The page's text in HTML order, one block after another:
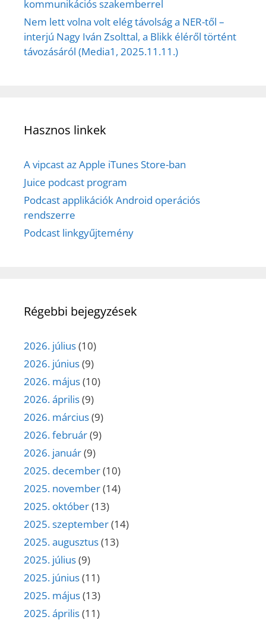
kommunikációs szakemberrel
Nem lett volna volt elég távolság a NER-től –
interjú Nagy Iván Zsolttal, a Blikk éléről történt
távozásáról (Media1, 2025.11.11.)
Hasznos linkek
A vipcast az Apple iTunes Store-ban
Juice podcast program
Podcast applikációk Android operációs
rendszerre
Podcast linkgyűjtemény
Régebbi bejegyzések
2026. július(10)
2026. június(9)
2026. május(10)
2026. április(9)
2026. március(9)
2026. február(9)
2026. január(9)
2025. december(10)
2025. november(14)
2025. október(13)
2025. szeptember(14)
2025. augusztus(13)
2025. július(9)
2025. június(11)
2025. május(13)
2025. április(11)